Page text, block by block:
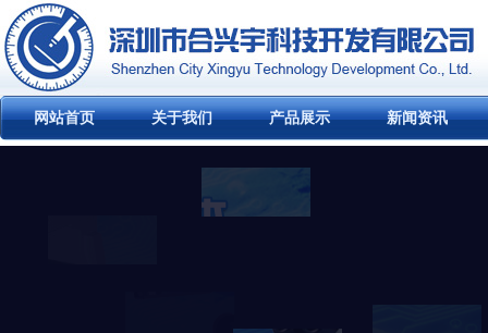
网站首页 关于我们 产品展示 新闻资讯